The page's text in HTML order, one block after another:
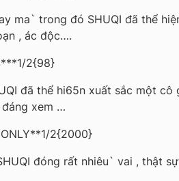
ma` trong đó SHUQI đã thể
, ác độc….
2{98}
đã thể hi65n xuất sắc một
xem …
ONLY**1/2{2000}
đóng rất nhiêu` vai , thật